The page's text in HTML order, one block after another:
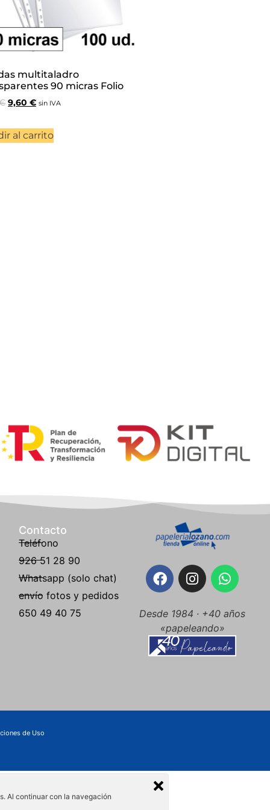
multitaladro
90 micras Folio
9,60 € sin IVA
al carrito
Contacto
Teléfono
926 51 28 90
Whatsapp (solo chat)
envío fotos y pedidos
650 49 40 75
Desde 1984 · +40 años
«papeleando»
de Uso
Al continuar con la navegación